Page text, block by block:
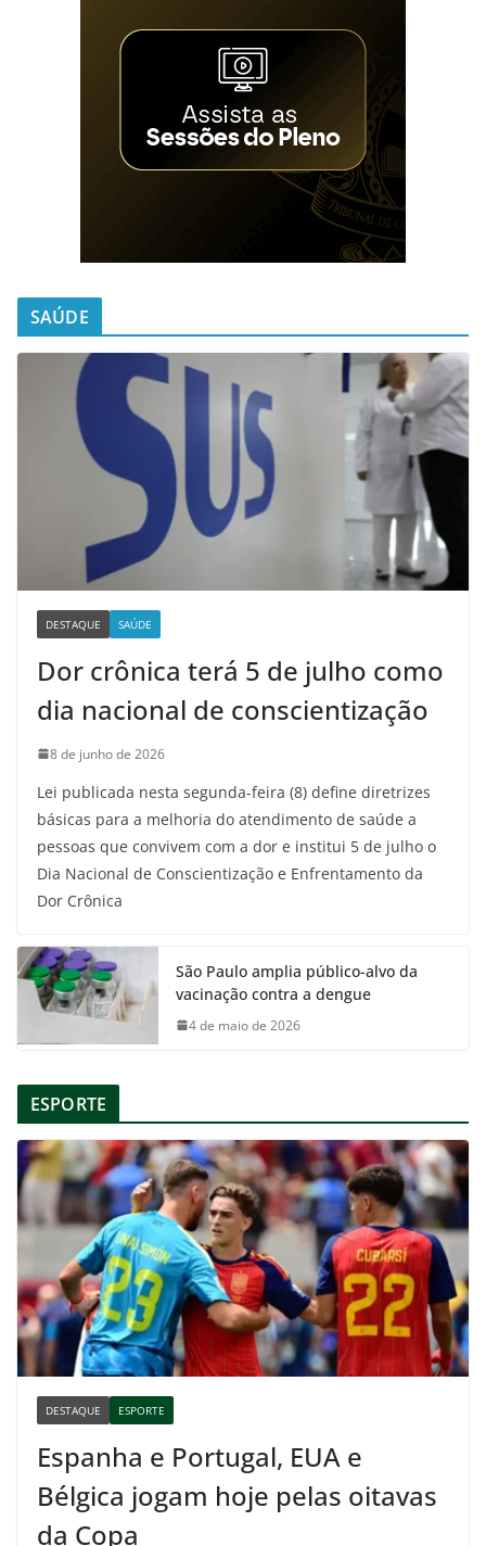
SAÚDE
DESTAQUE SAÚDE
Dor crônica terá 5 de julho como
dia nacional de conscientização
8 de junho de 2026
Lei publicada nesta segunda-feira (8) define diretrizes
básicas para a melhoria do atendimento de saúde a
pessoas que convivem com a dor e institui 5 de julho o
Dia Nacional de Conscientização e Enfrentamento da
Dor Crônica
São Paulo amplia público-alvo da
vacinação contra a dengue
4 de maio de 2026
ESPORTE
DESTAQUE ESPORTE
Espanha e Portugal, EUA e
Bélgica jogam hoje pelas oitavas
da Copa